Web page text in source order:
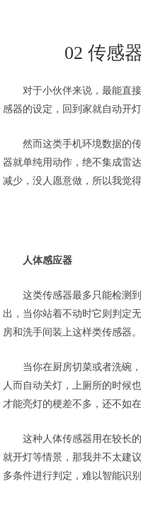
02 传感
对于小伙伴来说，最能直
感器的设定，回到家就自动开
然而这类手机环境数据的
器就单纯用动作，绝不集成雷
减少，没人愿意做，所以我觉
人体感应器
这类传感器最多只能检测
出，当你站着不动时它则判定
房和洗手间装上这样类传感器。
当你在厨房切菜或者洗碗
人而自动关灯，上厕所的时候
才能亮灯的梗差不多，还不如
这种人体传感器用在较长
就开灯等情景，那我并不太建
多条件进行判定，难以智能识别